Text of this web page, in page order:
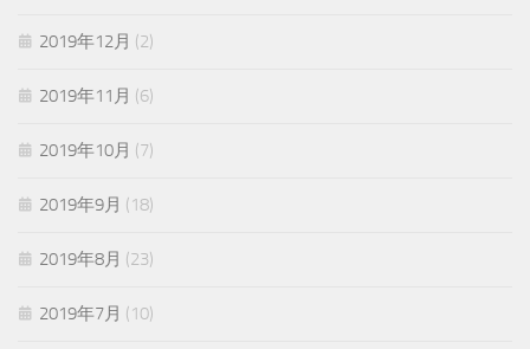
2019年12月 (2)
2019年11月 (6)
2019年10月 (7)
2019年9月 (18)
2019年8月 (23)
2019年7月 (10)